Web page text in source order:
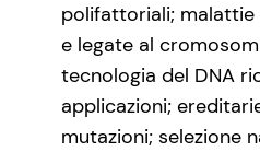
polifattoriali;
e legate al
tecnologia del DNA
applicazioni;
mutazioni; selezione